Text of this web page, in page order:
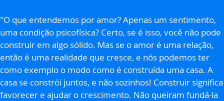
"O que entendemos por amor? Apenas um sentimento,
uma condição psicofísica? Certo, se é isso, você não pode
construir em algo sólido. Mas se o amor é uma relação,
então é uma realidade que cresce, e nós podemos ter
como exemplo o modo como é construída uma casa. A
casa se constrói juntos, e não sozinhos! Construir significa
favorecer e ajudar o crescimento. Não queiram fundá-la